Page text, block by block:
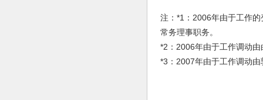
注：*1：2006年由于工作
常务理事职务。
*2：2006年由于工作调动
*3：2007年由于工作调动